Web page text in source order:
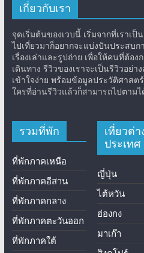
เกี่ยวกับเรา
จุดเริ่มต้นของเวบนี้ เริ่มจากที่เราเ
ไปเที่ยวมาก็อยากจะแบ่งปันประสบ
เรื่องเล่าและรูปถ่าย เพื่อให้คนที่ต้อ
เดินทาง รีวิวของเราจะเป็นรีวิวอย่า
เข้าใจง่าย พร้อมข้อมูลประวัติศาส
ใครที่อ่านรีวิวแล้วก็สามารถไปตามไ
รวมที่พัก
ที่พักภาคเหนือ
ที่พักภาคอีสาน
ที่พักภาคกลาง
ที่พักภาคตะวันออก
ที่พักภาคใต้
เที่ยวต่า
ประเทศ
ญี่ปุ่น
ไต้หวัน
ฮ่องกง
มาเก๊า